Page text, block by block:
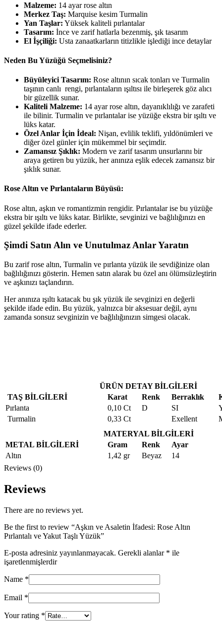
Malzeme: 14 ayar rose altın
Merkez Taş: Marquise kesim Turmalin
Yan Taşlar: Yüksek kaliteli pırlantalar
Tasarım: İnce ve zarif hatlarla bezenmiş, şık tasarım
El İşçiliği: Usta zanaatkarların titizlikle işlediği ince detaylar
Neden Bu Yüzüğü Seçmelisiniz?
Büyüleyici Tasarım: Rose altının sıcak tonları ve Turmalin
taşının canlı rengi, pırlantaların ışıltısı ile birleşerek göz alıcı
bir güzellik sunar.
Kaliteli Malzeme: 14 ayar rose altın, dayanıklılığı ve zarafeti
ile bilinir. Turmalin ve pırlantalar ise yüzüğe ekstra bir ışıltı ve
lüks katar.
Özel Anlar İçin İdeal: Nişan, evlilik teklifi, yıldönümleri ve
diğer özel günler için mükemmel bir seçimdir.
Zamansız Şıklık: Modern ve zarif tasarım unsurlarını bir
araya getiren bu yüzük, her anınıza eşlik edecek zamansız bir
şıklık sunar.
Rose Altın ve Pırlantaların Büyüsü:
Rose altın, aşkın ve romantizmin rengidir. Pırlantalar ise bu yüzüğe
ekstra bir ışıltı ve lüks katar. Birlikte, sevginizi ve bağlılığınızı en
güzel şekilde ifade ederler.
Şimdi Satın Alın ve Unutulmaz Anlar Yaratın
Bu zarif rose altın, Turmalin ve pırlanta yüzük ile sevdiğinize olan
bağlılığınızı gösterin. Hemen satın alarak bu özel anı ölümsüzleştirin
ve aşkınızı taçlandırın.
Her anınıza ışıltı katacak bu şık yüzük ile sevginizi en değerli
şekilde ifade edin. Bu yüzük, yalnızca bir aksesuar değil, aynı
zamanda sonsuz sevginizin ve bağlılığınızın simgesi olacak.
ÜRÜN DETAY BİLGİLERİ
TAŞ BİLGİLERİ
Karat Renk Berraklık
Pırlanta
0,10 Ct D SI
Turmalin
0,33 Ct Exellent
MATERYAL BİLGİLERİ
METAL BİLGİLERİ
Gram Renk
Ayar
Altın
1,42 gr Beyaz
14
Reviews (0)
Reviews
There are no reviews yet.
Be the first to review “Aşkın ve Asaletin İfadesi: Rose Altın
Pırlantalı ve Yakut Taşlı Yüzük”
E-posta adresiniz yayınlanmayacak. Gerekli alanlar * ile
işaretlenmişlerdir
Name *
Email *
Your rating *